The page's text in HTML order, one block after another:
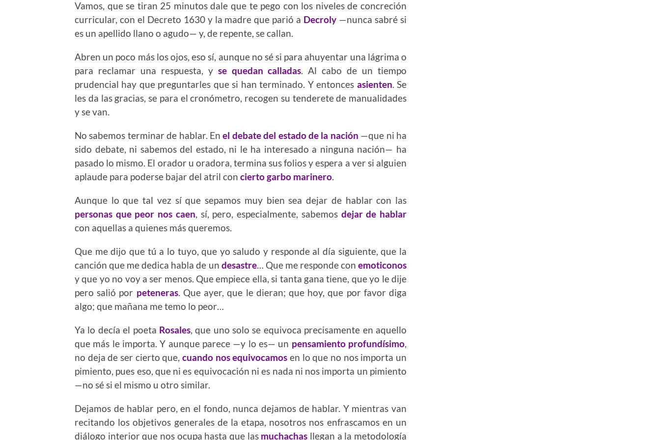
Vamos, que se tiran 25 minutos dale que te pego con los niveles de concreción
curricular, con el Decreto 1630 y la madre que parió a Decroly —nunca sabré si
es un apellido llano o agudo— y, de repente, se callan.
Abren un poco más los ojos, eso sí, aunque no sé si para ahuyentar una lágrima o
para reclamar una respuesta, y se quedan calladas. Al cabo de un tiempo
prudencial hay que preguntarles que si han terminado. Y entonces asienten. Se
les da las gracias, se para el cronómetro, recogen su tenderete de manualidades
y se van.
No sabemos terminar de hablar. Enel debate del estado de la nación —que ni ha
sido debate, ni sabemos del estado, ni le ha interesado a ninguna nación— ha
pasado lo mismo. El orador u oradora, termina sus folios y espera a ver si alguien
aplaude para poderse bajar del atril con cierto garbo marinero.
Aunque lo que tal vez sí que sepamos muy bien sea dejar de hablar con las
personas que peor nos caen, sí, pero, especialmente, sabemos dejar de hablar
con aquellas a quienes más queremos.
Que me dijo que tú a lo tuyo, que yo saludo y responde al día siguiente, que la
canción que me dedica habla de un desastre… Que me responde conemoticonos
y que yo no voy a ser menos. Que empiece ella, si tanta gana tiene, que yo le dije
pero salió por peteneras. Que ayer, que le dieran; que hoy, que por favor diga
algo; que mañana me temo lo peor…
Ya lo decía el poeta Rosales, que uno solo se equivoca precisamente en aquello
que más le importa. Y aunque parece —y lo es— un pensamiento profundísimo,
no deja de ser cierto que, cuando nos equivocamos en lo que no nos importa un
pimiento, pues eso, que ni es equivocación ni es nada ni nos importa un pimiento
—no sé si el mismo u otro similar.
Dejamos de hablar pero, en el fondo, nunca dejamos de hablar. Y mientras van
recitando los objetivos generales de la etapa, nosotros nos enfrascamos en un
diálogo interior que nos ocupa hasta que las muchachas llegan a la metodología